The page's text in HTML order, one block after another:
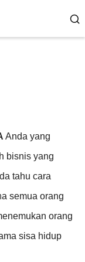
Anda yang
bisnis yang
tahu cara
semua orang
orang
sisa hidup